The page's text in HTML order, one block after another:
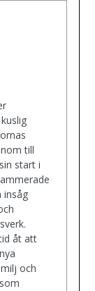
till
start i
insåg
åt att
och